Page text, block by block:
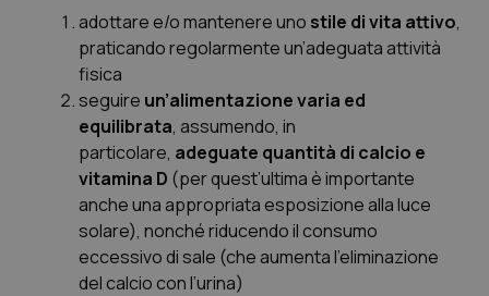
adottare e/o mantenere uno stile di vita attivo,
praticando regolarmente un’adeguata attività
fisica
seguire un’alimentazione varia ed
equilibrata, assumendo, in
particolare, adeguate quantità di calcio e
vitamina D (per quest’ultima è importante
anche una appropriata esposizione alla luce
solare), nonché riducendo il consumo
eccessivo di sale (che aumenta l’eliminazione
del calcio con l’urina)